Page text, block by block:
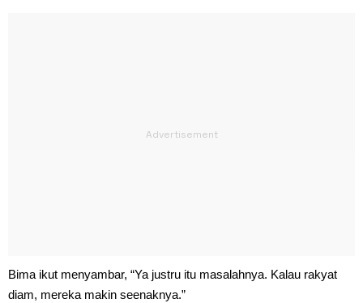
Bima ikut menyambar, “Ya justru itu masalahnya. Kalau rakyat
diam, mereka makin seenaknya.”